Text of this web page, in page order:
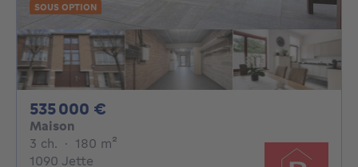
SOUS OPTION
535 000 €
Maison
3 ch. 3 chambres
· 180 m²
1090 Jette